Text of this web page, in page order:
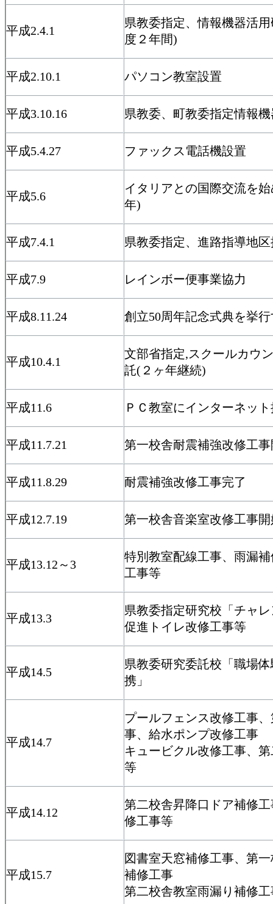
平成2.4.1
県教委指定、情報機器活
度２年間)
平成2.10.1 パソコン教室設置
平成3.10.16 県教委、町教委指定情報
平成5.4.27 ファックス電話機設置
平成5.6
イタリアとの国際交流を
年)
平成7.4.1 県教委指定、進路指導地
平成7.9 レインボー便事業協力
平成8.11.24 創立50周年記念式典を挙
平成10.4.1
文部省指定,スクールカウ
託(２ヶ年継続)
平成11.6 ＰＣ教室にインターネッ
平成11.7.21 第一校舎耐震補強改修工
平成11.8.29 耐震補強改修工事完了
平成12.7.19 第一校舎音楽室改修工事開
平成13.12～3
特別教室配線工事、雨漏
工事等
平成13.3
県教委指定研究校「チャ
促進トイレ改修工事等
平成14.5
県教委研究委託校「職場
携」
平成14.7
プールフェンス改修工事
事、給水ポンプ改修工事
キュービクル改修工事、
等
平成14.12
第二校舎昇降口ドア補修
修工事等
平成15.7
図書室天窓補修工事、第
補修工事
第二校舎教室雨漏り補修工